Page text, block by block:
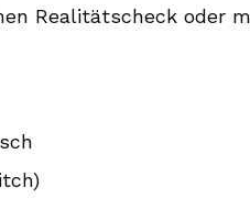
Realitätscheck oder